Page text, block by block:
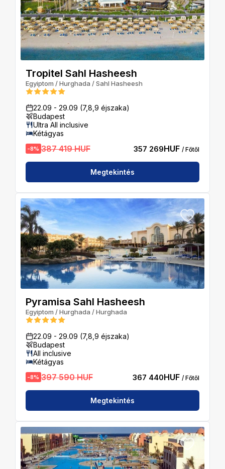
Tropitel Sahl Hasheesh
Egyiptom /Hurghada /Sahl Hasheesh
22.09 - 29.09 (7,8,9 éjszaka)
Budapest
Ultra All inclusive
Kétágyas
-8% 387 419 HUF 357 269HUF / Főtől
Megtekintés
Pyramisa Sahl Hasheesh
Egyiptom /Hurghada /Hurghada
22.09 - 29.09 (7,8,9 éjszaka)
Budapest
All inclusive
Kétágyas
-8% 397 590 HUF 367 440HUF / Főtől
Megtekintés